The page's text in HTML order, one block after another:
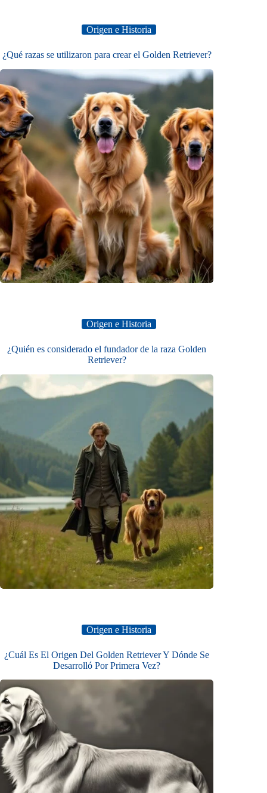
Origen e Historia
¿Qué razas se utilizaron para crear el Golden Retriever?
Origen e Historia
¿Quién es considerado el fundador de la raza Golden
Retriever?
Origen e Historia
¿Cuál Es El Origen Del Golden Retriever Y Dónde Se
Desarrolló Por Primera Vez?